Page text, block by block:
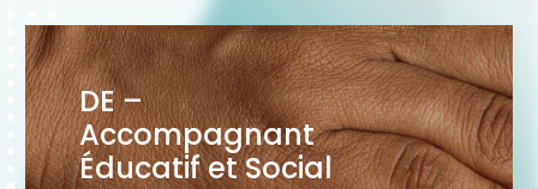
DE –
Accompagnant
Éducatif et Social